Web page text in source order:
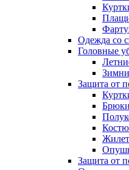
Одежда со
Головные
Защита от
Брюки
Защита от